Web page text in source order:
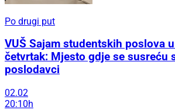
Po drugi put
VUŠ Sajam studentskih poslova
četvrtak: Mjesto gdje se susreću
poslodavci
02.02
20:10h